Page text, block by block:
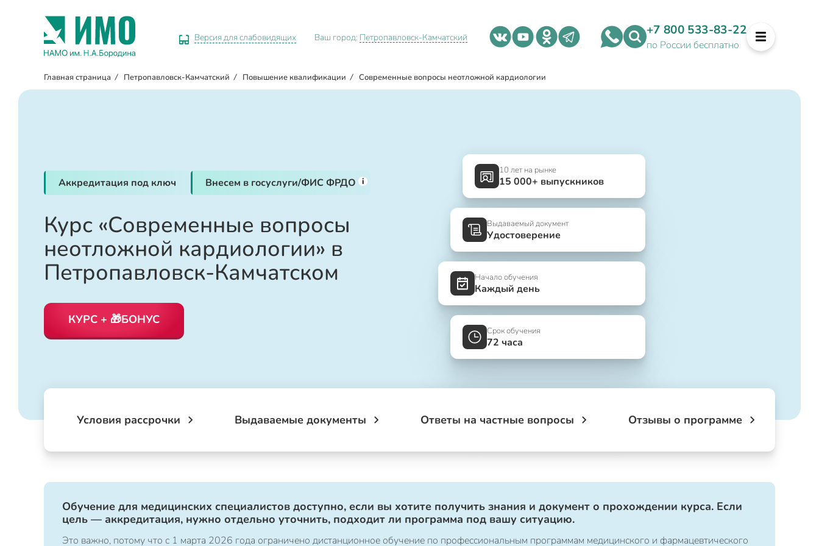
Версия для слабовидящих Ваш город: Петропавловск-Камчатский +7 800 533-83-22
по России бесплатно
Главная страница / Петропавловск-Камчатский / Повышение квалификации / Современные вопросы неотложной кардиологии
Аккредитация под ключ Внесем в госуслуги/ФИС ФРДО i
Курс «Современные вопросы
неотложной кардиологии» в
Петропавловск-Камчатском
КУРС + 🎁БОНУС
10 лет на рынке
15 000+ выпускников
Выдаваемый документ
Удостоверение
Начало обучения
Каждый день
Срок обучения
72 часа
Условия рассрочки Выдаваемые документы Ответы на частные вопросы Отзывы о программе
Обучение для медицинских специалистов доступно, если вы хотите получить знания и документ о прохождении курса. Если
цель — аккредитация, нужно отдельно уточнить, подходит ли программа под вашу ситуацию.
Это важно, потому что с 1 марта 2026 года ограничено дистанционное обучение по профессиональным программам медицинского и фармацевтического